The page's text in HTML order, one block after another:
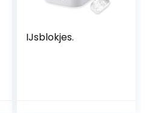
IJsblokjes.